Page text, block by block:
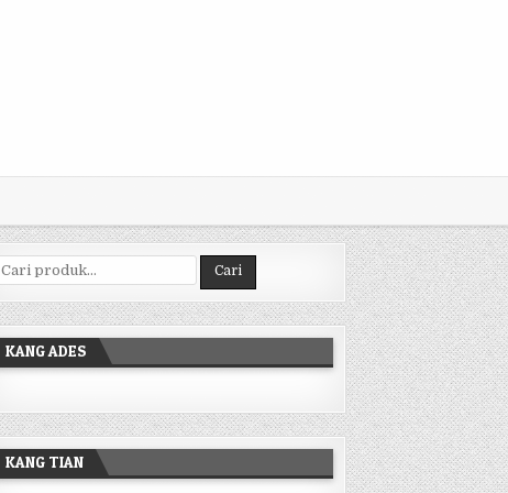
Pencarian untuk: Cari
KANG ADES
KANG TIAN